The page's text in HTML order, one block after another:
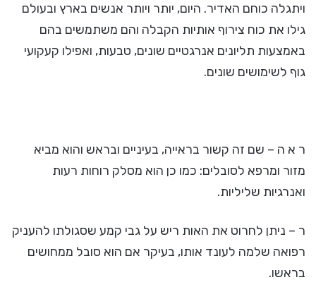
ויתגלה כוחם האדיר. היום, יותר ויותר אנשים בארץ ובעולם
גילו את כוח צירוף אותיות הקבלה והם משתמשים בהם
באמצעות תליונים אנרגטיים שונים, טבעות, ואפילו קעקועי
גוף לשימושים שונים.
ר א ה – שם זה קשור בראייה, בעיניים ובראש והוא מביא
מזור ומרפא לסובלים: כמו כן הוא מסלק רוחות רעות
ואנרגיות שליליות.
ר – ניתן לחרוט את האות ריש על גבי קמע שסגולתו להעניק
רפואה שלמה לעונד אותו, בעיקר אם הוא סובל ממחושים
בראשו.